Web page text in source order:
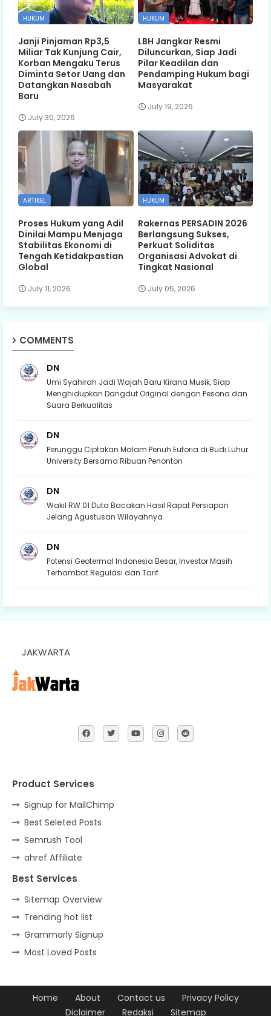
HUKUM
Janji Pinjaman Rp3,5
Miliar Tak Kunjung Cair,
Korban Mengaku Terus
Diminta Setor Uang dan
Datangkan Nasabah
Baru
July 30, 2026
HUKUM
LBH Jangkar Resmi
Diluncurkan, Siap Jadi
Pilar Keadilan dan
Pendamping Hukum bagi
Masyarakat
July 19, 2026
ARTIKEL
Proses Hukum yang Adil
Dinilai Mampu Menjaga
Stabilitas Ekonomi di
Tengah Ketidakpastian
Global
July 11, 2026
HUKUM
Rakernas PERSADIN 2026
Berlangsung Sukses,
Perkuat Soliditas
Organisasi Advokat di
Tingkat Nasional
July 05, 2026
COMMENTS
DN
Umi Syahirah Jadi Wajah Baru Kirana Musik, Siap
Menghidupkan Dangdut Original dengan Pesona dan
Suara Berkualitas
DN
Perunggu Ciptakan Malam Penuh Euforia di Budi Luhur
University Bersama Ribuan Penonton
DN
Wakil RW 01 Duta Bacakan Hasil Rapat Persiapan
Jelang Agustusan Wilayahnya
DN
Potensi Geotermal Indonesia Besar, Investor Masih
Terhambat Regulasi dan Tarif
JAKWARTA
Product Services
Signup for MailChimp
Best Seleted Posts
Semrush Tool
ahref Affiliate
Best Services
Sitemap Overview
Trending hot list
Grammarly Signup
Most Loved Posts
Home About Contact us
Privacy Policy
Diclaimer
Redaksi Sitemap